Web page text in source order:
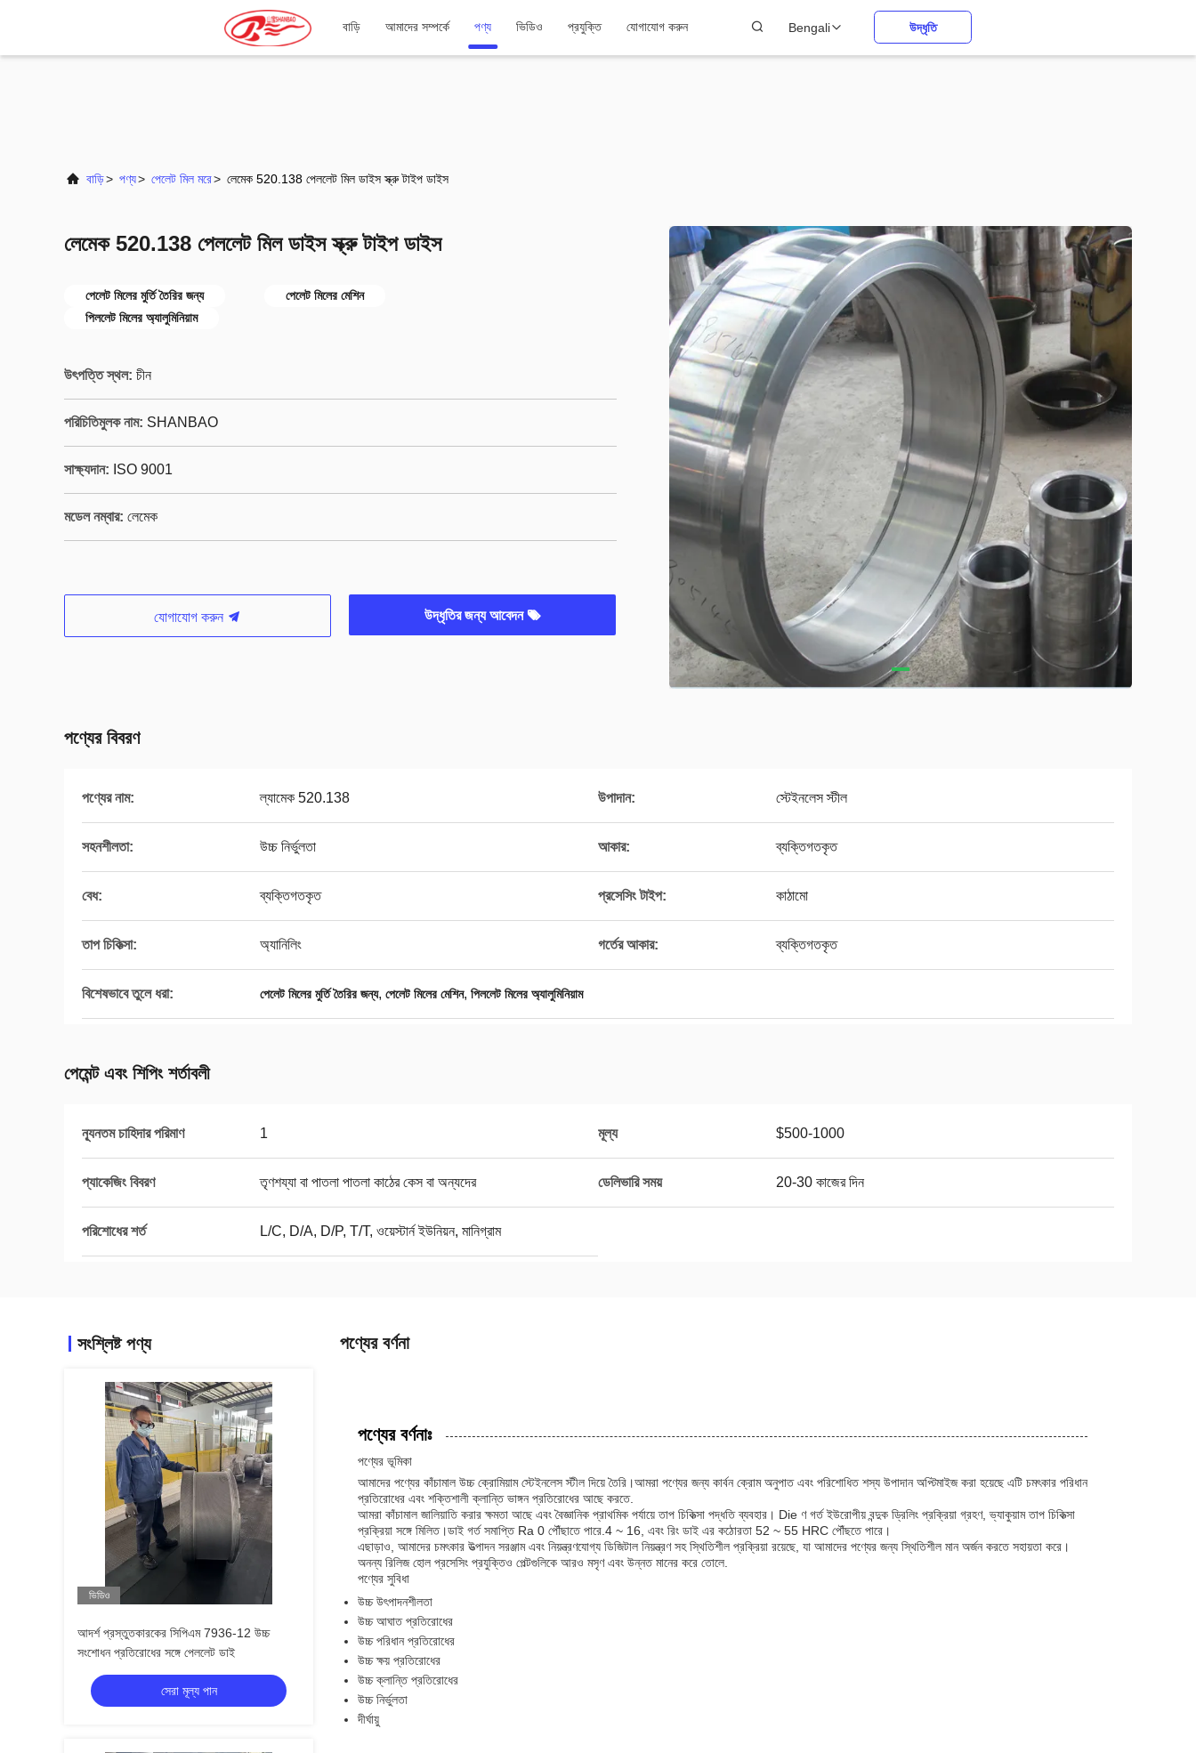
বাড়ি আমাদের সম্পর্কে পণ্য ভিডিও প্রযুক্তি যোগাযোগ করুন Bengali উদ্ধৃতি
বাড়ি> পণ্য> পেলেট মিল মরে> লেমেক 520.138 পেললেট মিল ডাইস স্ক্রু টাইপ ডাইস
লেমেক 520.138 পেললেট মিল ডাইস স্ক্রু টাইপ ডাইস
পেলেট মিলের মুর্তি তৈরির জন্য
পেলেট মিলের মেশিন
পিললেট মিলের অ্যালুমিনিয়াম
উৎপত্তি স্থল: চীন
পরিচিতিমুলক নাম: SHANBAO
সাক্ষ্যদান: ISO 9001
মডেল নম্বার: লেমেক
যোগাযোগ করুন উদ্ধৃতির জন্য আবেদন
পণ্যের বিবরণ
পণ্যের নাম: ল্যামেক 520.138 উপাদান: স্টেইনলেস স্টীল
সহনশীলতা: উচ্চ নির্ভুলতা আকার: ব্যক্তিগতকৃত
বেধ: ব্যক্তিগতকৃত প্রসেসিং টাইপ: কাঠামো
তাপ চিকিত্সা: অ্যানিলিং গর্তের আকার: ব্যক্তিগতকৃত
বিশেষভাবে তুলে ধরা: পেলেট মিলের মুর্তি তৈরির জন্য, পেলেট মিলের মেশিন, পিললেট মিলের অ্যালুমিনিয়াম
পেমেন্ট এবং শিপিং শর্তাবলী
ন্যূনতম চাহিদার পরিমাণ 1 মূল্য $500-1000
প্যাকেজিং বিবরণ তৃণশয্যা বা পাতলা পাতলা কাঠের কেস বা অন্যদের ডেলিভারি সময় 20-30 কাজের দিন
পরিশোধের শর্ত L/C, D/A, D/P, T/T, ওয়েস্টার্ন ইউনিয়ন, মানিগ্রাম
সংশ্লিষ্ট পণ্য
ভিডিও
আদর্শ প্রস্তুতকারকের সিপিএম 7936-12 উচ্চ
সংশোধন প্রতিরোধের সঙ্গে পেললেট ডাই
সেরা মূল্য পান
পণ্যের বর্ণনা
পণ্যের বর্ণনাঃ
পণ্যের ভূমিকা
আমাদের পণ্যের কাঁচামাল উচ্চ ক্রোমিয়াম স্টেইনলেস স্টীল দিয়ে তৈরি।আমরা পণ্যের জন্য কার্বন ক্রোম অনুপাত এবং পরিশোধিত শস্য উপাদান অপ্টিমাইজ করা হয়েছে এটি চমৎকার পরিধান
প্রতিরোধের এবং শক্তিশালী ক্লান্তি ভাঙ্গন প্রতিরোধের আছে করতে.
আমরা কাঁচামাল জালিয়াতি করার ক্ষমতা আছে এবং বৈজ্ঞানিক প্রাথমিক পর্যায়ে তাপ চিকিত্সা পদ্ধতি ব্যবহার। Die ণ গর্ত ইউরোপীয় বন্দুক ড্রিলিং প্রক্রিয়া গ্রহণ, ভ্যাকুয়াম তাপ চিকিত্সা
প্রক্রিয়া সঙ্গে মিলিত।ডাই গর্ত সমাপ্তি Ra 0 পৌঁছাতে পারে.4 ~ 16, এবং রিং ডাই এর কঠোরতা 52 ~ 55 HRC পৌঁছতে পারে।
এছাড়াও, আমাদের চমৎকার উত্পাদন সরঞ্জাম এবং নিয়ন্ত্রণযোগ্য ডিজিটাল নিয়ন্ত্রণ সহ স্থিতিশীল প্রক্রিয়া রয়েছে, যা আমাদের পণ্যের জন্য স্থিতিশীল মান অর্জন করতে সহায়তা করে।
অনন্য রিলিজ হোল প্রসেসিং প্রযুক্তিও পেল্টগুলিকে আরও মসৃণ এবং উন্নত মানের করে তোলে.
পণ্যের সুবিধা
উচ্চ উৎপাদনশীলতা
উচ্চ আঘাত প্রতিরোধের
উচ্চ পরিধান প্রতিরোধের
উচ্চ ক্ষয় প্রতিরোধের
উচ্চ ক্লান্তি প্রতিরোধের
উচ্চ নির্ভুলতা
দীর্ঘায়ু